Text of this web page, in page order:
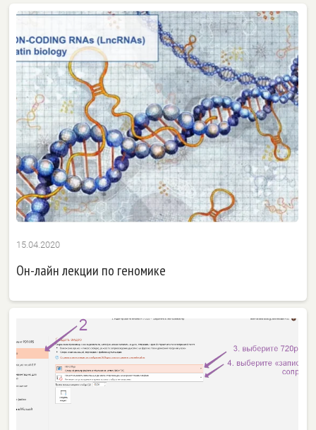
15.04.2020
Он-лайн лекции по геномике